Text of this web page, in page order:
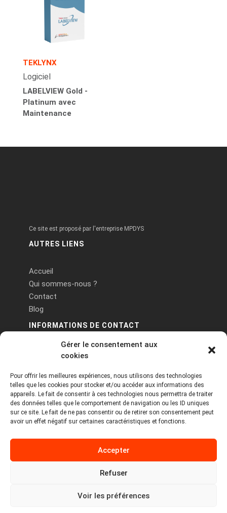
Gérer le consentement aux
cookies
Pour offrir les meilleures expériences, nous utilisons des technologies
telles que les cookies pour stocker et/ou accéder aux informations des
appareils. Le fait de consentir à ces technologies nous permettra de traiter
des données telles que le comportement de navigation ou les ID uniques
sur ce site. Le fait de ne pas consentir ou de retirer son consentement peut
avoir un effet négatif sur certaines caractéristiques et fonctions.
Accepter
Refuser
Voir les préférences
TEKLYNX
Logiciel
LABELVIEW Gold -
Platinum avec
Maintenance
Ce site est proposé par l'entreprise MPDYS
AUTRES LIENS
Accueil
Qui sommes-nous ?
Contact
Blog
INFORMATIONS DE CONTACT
PA Keneach Ouest - 5 rue de Belle-Île - 56400
contact@logiciels-etiquettes.com
09 71 37 25 93